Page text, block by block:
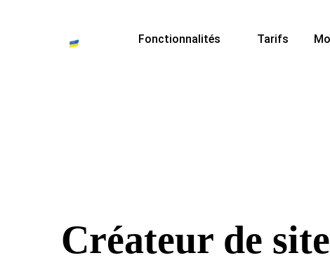
Fonctionnalités Tarifs
Créateur de